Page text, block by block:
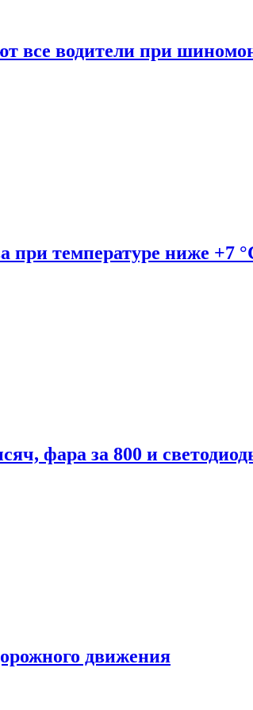
все водители при
при температуре ниже +7
фара за 800 и
движения